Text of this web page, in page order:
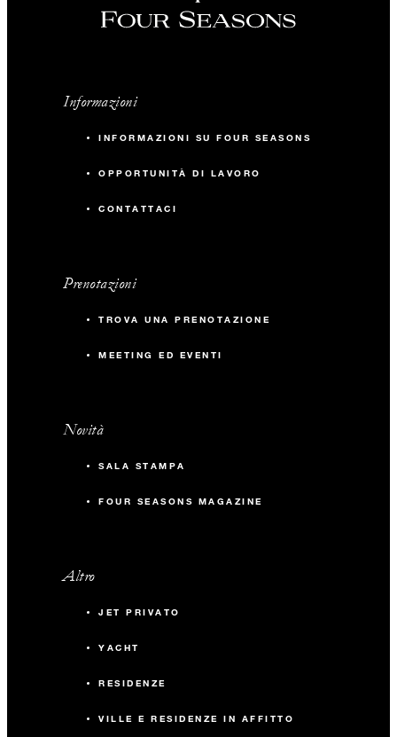
Informazioni
INFORMAZIONI SU FOUR SEASONS
OPPORTUNITÀ DI LAVORO
CONTATTACI
Prenotazioni
TROVA UNA PRENOTAZIONE
MEETING ED EVENTI
Novità
SALA STAMPA
FOUR SEASONS MAGAZINE
Altro
JET PRIVATO
YACHT
RESIDENZE
VILLE E RESIDENZE IN AFFITTO